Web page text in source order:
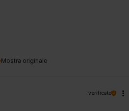
Mostra originale
verificato